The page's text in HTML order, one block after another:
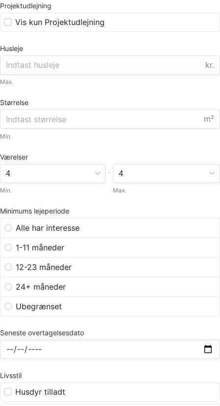
Projektudlejning
Vis kun Projektudlejning
Husleje
kr.
Max.
Størrelse
m²
Min.
Værelser
Min.
-
Max.
Minimums lejeperiode
Alle har interesse
1-11 måneder
12-23 måneder
24+ måneder
Ubegrænset
Seneste overtagelsesdato
Livsstil
Husdyr tilladt